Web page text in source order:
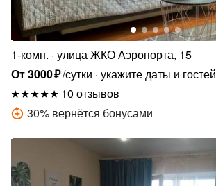
1-комн. улица ЖКО Аэропорта, 15
От3000₽/сутки укажите даты и гостей
10 отзывов
30% вернётся бонусами